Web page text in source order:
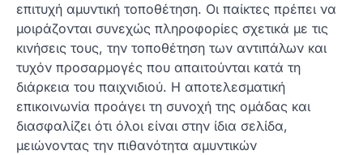
επιτυχή αμυντική τοποθέτηση. Οι παίκτες πρέπει να
μοιράζονται συνεχώς πληροφορίες σχετικά με τις
κινήσεις τους, την τοποθέτηση των αντιπάλων και
τυχόν προσαρμογές που απαιτούνται κατά τη
διάρκεια του παιχνιδιού. Η αποτελεσματική
επικοινωνία προάγει τη συνοχή της ομάδας και
διασφαλίζει ότι όλοι είναι στην ίδια σελίδα,
μειώνοντας την πιθανότητα αμυντικών